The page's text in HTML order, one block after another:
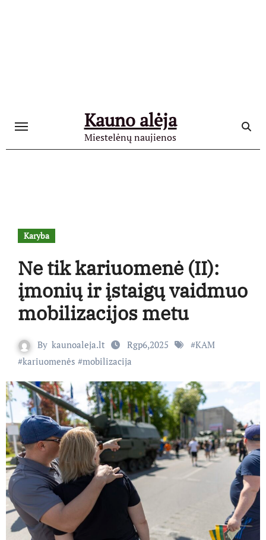
Kauno alėja
Miestelėnų naujienos
Karyba
Ne tik kariuomenė (II):
įmonių ir įstaigų vaidmuo
mobilizacijos metu
By kaunoaleja.lt Rgp6,2025 #KAM
#kariuomenės #mobilizacija